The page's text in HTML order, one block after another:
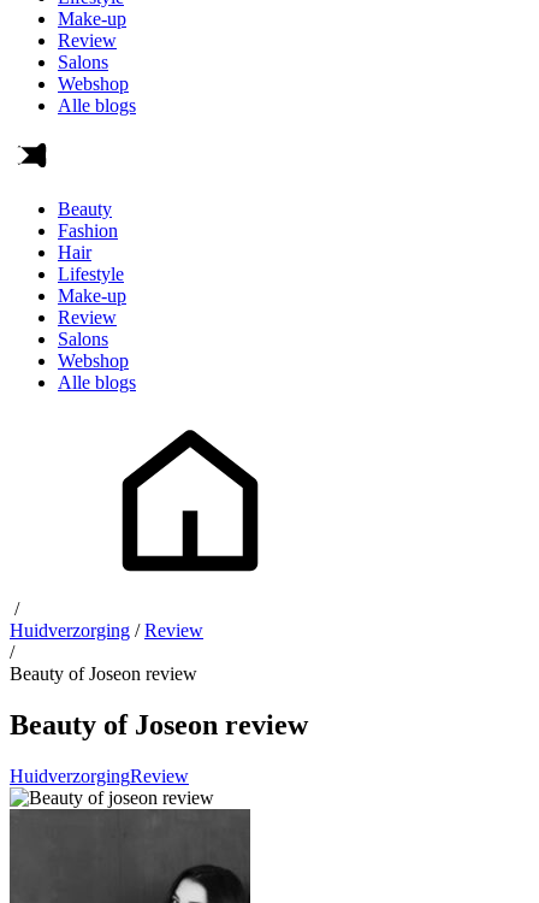
Make-up
Review
Salons
Webshop
Alle blogs
Beauty
Fashion
Hair
Lifestyle
Make-up
Review
Salons
Webshop
Alle blogs
/
Huidverzorging /Review
/
Beauty of Joseon review
Beauty of Joseon review
HuidverzorgingReview